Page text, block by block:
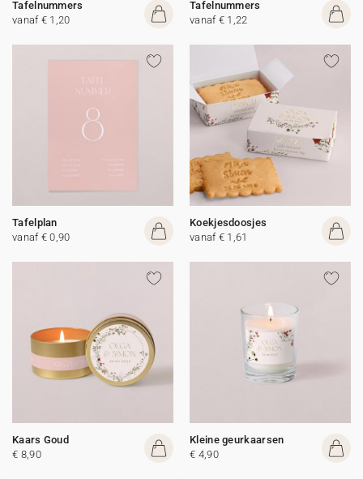
Tafelnummers
vanaf € 1,20
Tafelnummers
vanaf € 1,22
Tafelplan
vanaf € 0,90
Koekjesdoosjes
vanaf € 1,61
Kaars Goud
€ 8,90
Kleine geurkaarsen
€ 4,90